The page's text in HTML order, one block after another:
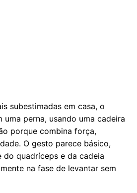
subestimadas em casa, o
uma perna, usando uma cadeira
porque combina força,
O gesto parece básico,
do quadríceps e da cadeia
na fase de levantar sem